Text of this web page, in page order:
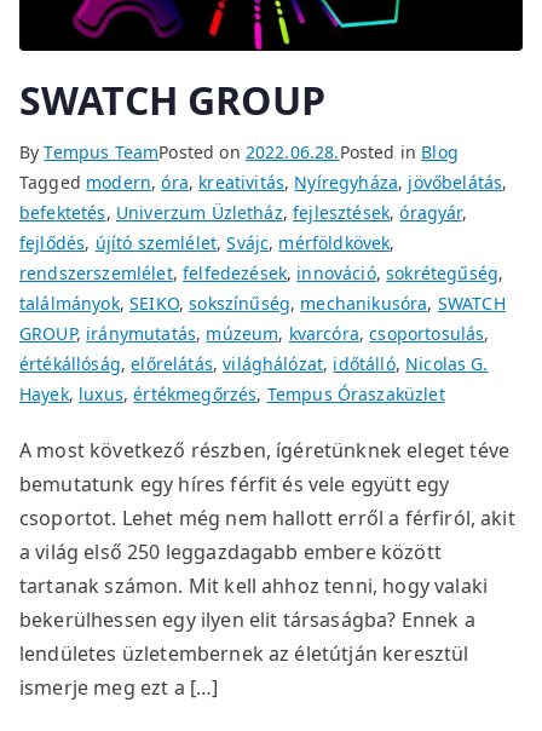
SWATCH GROUP
ByTempus TeamPosted on 2022.06.28.Posted in Blog
Tagged modern,óra, kreativitás, Nyíregyháza, jövőbelátás,
befektetés, Univerzum Üzletház,fejlesztések,óragyár,
fejlődés, újító szemlélet,Svájc, mérföldkövek,
rendszerszemlélet,felfedezések, innováció,sokrétegűség,
találmányok,SEIKO,sokszínűség, mechanikusóra, SWATCH
GROUP, iránymutatás, múzeum, kvarcóra,csoportosulás,
értékállóság,előrelátás,világhálózat, időtálló, Nicolas G.
Hayek, luxus,értékmegőrzés, Tempus Óraszaküzlet
A most következő részben, ígéretünknek eleget téve
bemutatunk egy híres férfit és vele együtt egy
csoportot. Lehet még nem hallott erről a férfiról, akit
a világ első 250 leggazdagabb embere között
tartanak számon. Mit kell ahhoz tenni, hogy valaki
bekerülhessen egy ilyen elit társaságba? Ennek a
lendületes üzletembernek az életútján keresztül
ismerje meg ezt a […]